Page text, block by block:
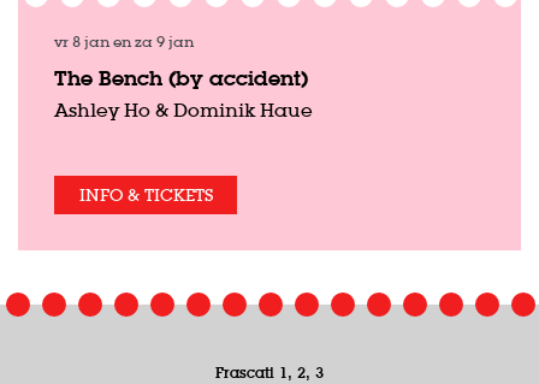
The Bench (by accident)
Ashley Ho & Dominik Haue
vr 8 janenza 9 jan
INFO & TICKETS
Frascati 1, 2, 3